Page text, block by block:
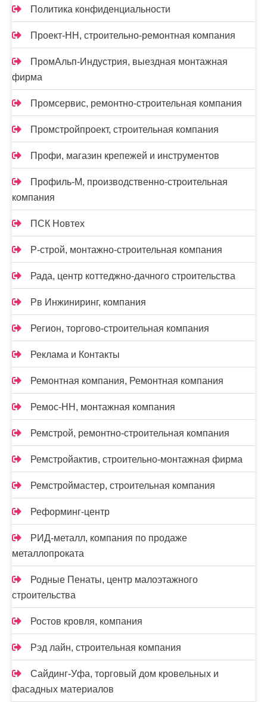
Политика конфиденциальности
Проект-НН, строительно-ремонтная компания
ПромАльп-Индустрия, выездная монтажная
фирма
Промсервис, ремонтно-строительная компания
Промстройпроект, строительная компания
Профи, магазин крепежей и инструментов
Профиль-М, производственно-строительная
компания
ПСК Новтех
Р-строй, монтажно-строительная компания
Рада, центр коттеджно-дачного строительства
Рв Инжиниринг, компания
Регион, торгово-строительная компания
Реклама и Контакты
Ремонтная компания, Ремонтная компания
Ремос-НН, монтажная компания
Ремстрой, ремонтно-строительная компания
Ремстройактив, строительно-монтажная фирма
Ремстроймастер, строительная компания
Реформинг-центр
РИД-металл, компания по продаже
металлопроката
Родные Пенаты, центр малоэтажного
строительства
Ростов кровля, компания
Рэд лайн, строительная компания
Сайдинг-Уфа, торговый дом кровельных и
фасадных материалов